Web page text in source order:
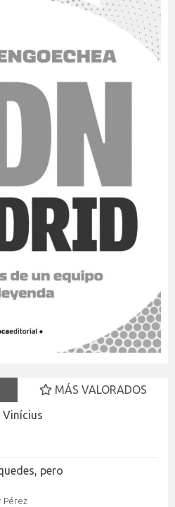
MÁS VALORADOS
Vinícius
pero
Pérez